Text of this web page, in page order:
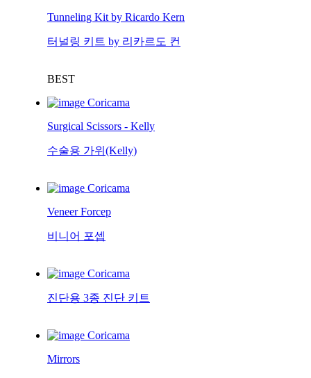
Tunneling Kit by Ricardo Kern
터널링 키트 by 리카르도 컨
BEST
Coricama
Surgical Scissors - Kelly
수술용 가위(Kelly)
Coricama
Veneer Forcep
비니어 포셉
Coricama
진단용 3종 진단 키트
Coricama
Mirrors